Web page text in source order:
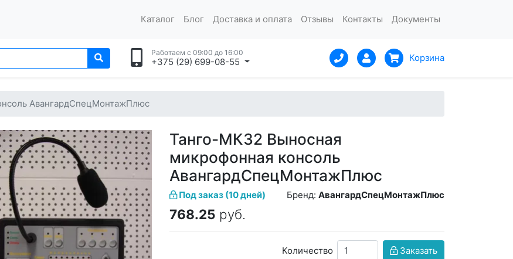
Каталог Блог Доставка и оплата Отзывы Контакты Документы
Работаем с 09:00 до 16:00
+375 (29) 699-08-55 Корзина
АвангардСпецМонтажПлюс
Танго-МК32 Выносная
микрофонная консоль
АвангардСпецМонтажПлюс
Под заказ (10 дней) Бренд: АвангардСпецМонтажПлюс
768.25 руб.
Количество Заказать